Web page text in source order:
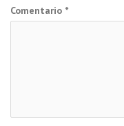
Comentario *